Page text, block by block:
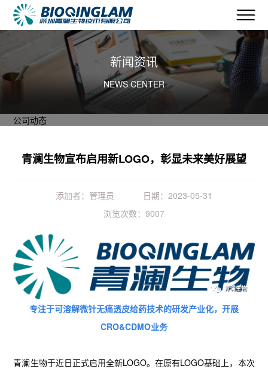
新闻资讯
NEWS CENTER
公司动态
青澜生物宣布启用新LOGO，彰显未来美好展望
添加者：管理员
日期：2023-05-31
浏览次数：9007
专注于可溶解微针无痛透皮给药技术的研发产业化，开展
CRO&CDMO业务
青澜生物于近日正式启用全新LOGO。在原有LOGO基础上，本次